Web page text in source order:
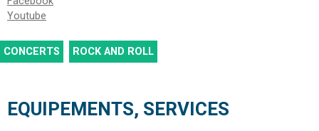
Youtube
CONCERTS ROCK AND ROLL
EQUIPEMENTS, SERVICES